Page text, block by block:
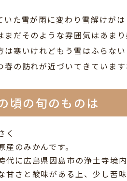
いた雪が雨に変わり雪解けが
まだそのような雰囲気はあま
は寒いけれどもう雪はふらな
春の訪れが近づいてきています
頃の旬のものは
く
産のみかんです。
代に広島県因島市の浄土寺境
甘さと酸味がある上、少し苦